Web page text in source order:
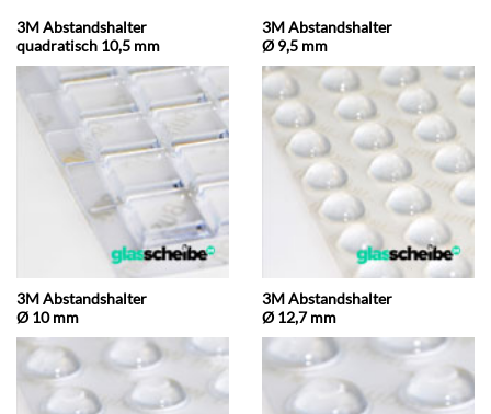
3M Abstandshalter
quadratisch 10,5 mm
3M Abstandshalter
Ø 9,5 mm
3M Abstandshalter
Ø 10 mm
3M Abstandshalter
Ø 12,7 mm